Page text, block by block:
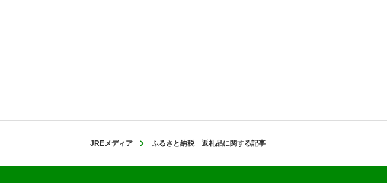
JREメディア ふるさと納税 返礼品に関する記事